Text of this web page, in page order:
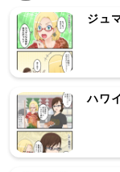
ジュ
ハワ